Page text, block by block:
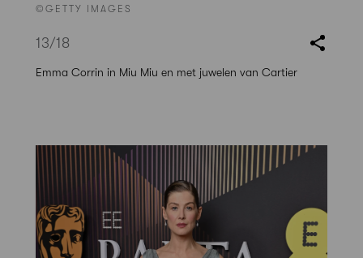
©GETTY IMAGES
13/18
Emma Corrin in Miu Miu en met juwelen van Cartier